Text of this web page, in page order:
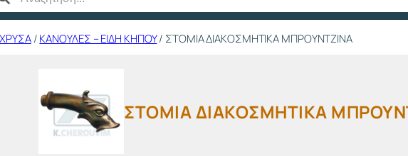
/ΚΑΝΟΥΛΕΣ – ΕΙΔΗ ΚΗΠΟΥ/ ΣΤΟΜΙΑ ΔΙΑΚΟΣΜΗΤΙΚΑ ΜΠΡΟΥΝΤΖΙΝΑ
ΣΤΟΜΙΑ ΔΙΑΚΟΣΜΗΤΙΚΑ